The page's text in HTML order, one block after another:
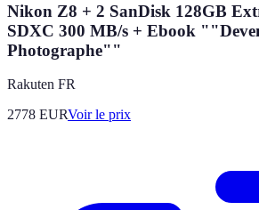
Nikon Z8 + 2 SanDisk 128GB
SDXC 300 MB/s + Ebook
Photographe""
Rakuten FR
2778 EURVoir le prix